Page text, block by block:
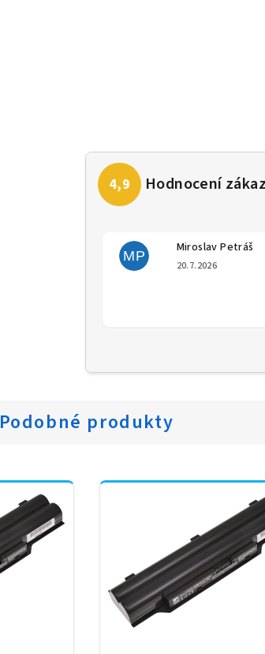
MP
Miroslav Petráš
20.7.2026
Podobné produkty